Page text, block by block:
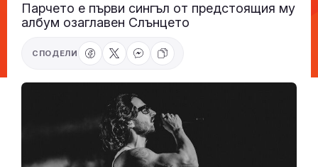
Парчето е първи сингъл от предстоящия му
албум озаглавен Слънцето
СПОДЕЛИ